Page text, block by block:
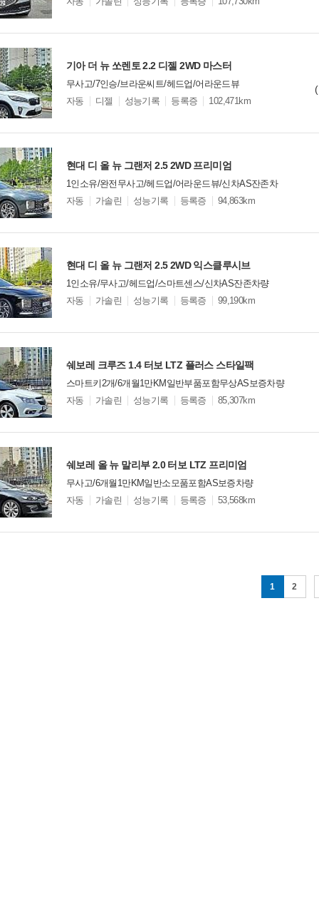
션
기아 더 뉴 쏘렌토 2.2 디젤 2WD 마스터
무사고/7인승/브라운씨트/헤드업/어라운드뷰
모
션
자동 디젤 성능기록 등록증 102,471km
현대 디 올 뉴 그랜저 2.5 2WD 프리미엄
1인소유/완전무사고/헤드업/어라운드뷰/신차AS잔존차
모
션
자동 가솔린 성능기록 등록증 94,863km
현대 디 올 뉴 그랜저 2.5 2WD 익스클루시브
1인소유/무사고/헤드업/스마트센스/신차AS잔존차량
모
션
자동 가솔린 성능기록 등록증 99,190km
쉐보레 크루즈 1.4 터보 LTZ 플러스 스타일팩
스마트키2개/6개월1만KM일반부품포함무상AS보증차량
모
션
자동 가솔린 성능기록 등록증 85,307km
쉐보레 올 뉴 말리부 2.0 터보 LTZ 프리미엄
무사고/6개월1만KM일반소모품포함AS보증차량
모
션
자동 가솔린 성능기록 등록증 53,568km
1 2